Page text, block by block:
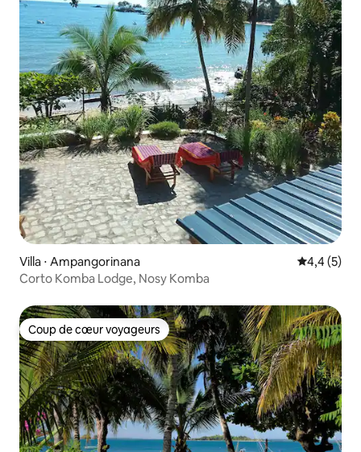
Villa ⋅ Ampangorinana Évaluation
4,4 (5)
Corto Komba Lodge, Nosy Komba
Coup de cœur voyageurs
Coup de cœur voyageurs